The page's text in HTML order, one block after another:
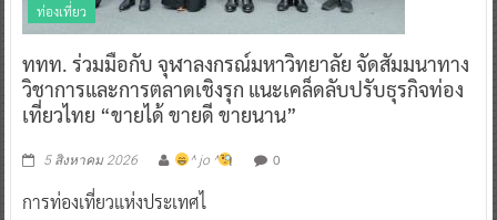
ท่องเที่ยว
ททท. ร่วมมือกับ จุฬาลงกรณ์มหาวิทยาลัย จัดสัมมนาทาง
วิชาการและการตลาดเชิงรุก แนะเคล็ดลับปรับธุรกิจท่อง
เที่ยวไทย “ขายได้ ขายดี ขายนาน”
5 สิงหาคม 2026 ^ jo ^ 0
การท่องเที่ยวแห่งประเทศไ